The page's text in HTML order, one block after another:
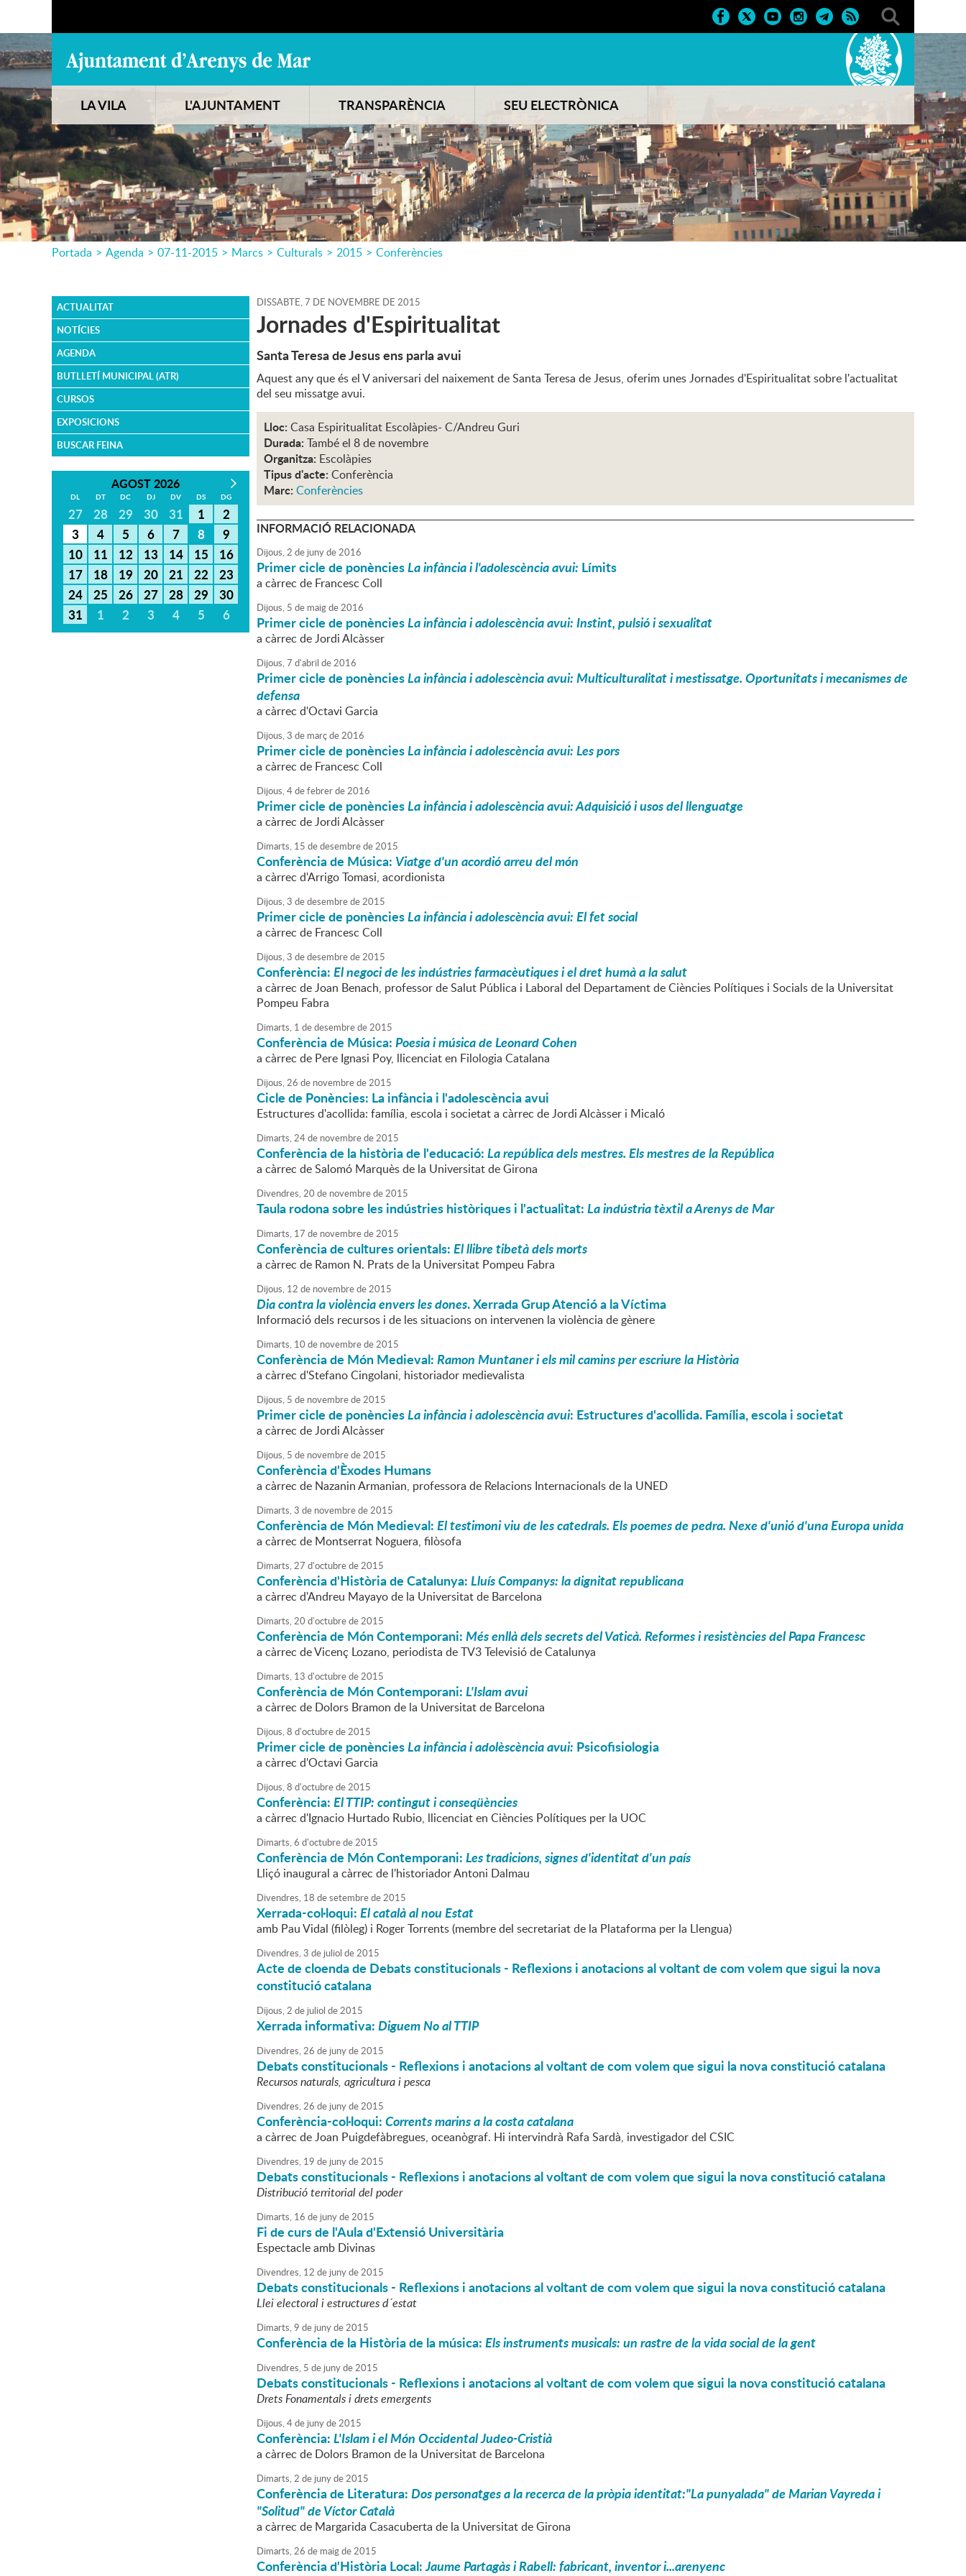
LA VILA L'AJUNTAMENT TRANSPARÈNCIA SEU ELECTRÒNICA
Portada > Agenda > 07-11-2015 > Marcs > Culturals > 2015 > Conferències
ACTUALITAT
NOTÍCIES
AGENDA
BUTLLETÍ MUNICIPAL (ATR)
CURSOS
EXPOSICIONS
BUSCAR FEINA
AGOST 2026
DL DT DC DJ DV DS DG
27 28 29 30 31 1
2
3
4 5 6 7 8
9
10
11 12 13 14 15
16
17
18 19 20 21 22
23
24
25 26 27 28 29
30
31
1 2 3 4 5 6
DISSABTE,7 DE NOVEMBRE DE 2015
Jornades d'Espiritualitat
Santa Teresa de Jesus ens parla avui
Aquest any que és el V aniversari del naixement de Santa Teresa de Jesus, oferim unes Jornades d'Espiritualitat sobre l'actualitat
del seu missatge avui.
Lloc: Casa Espiritualitat Escolàpies- C/Andreu Guri
Durada: També el 8 de novembre
Organitza: Escolàpies
Tipus d'acte: Conferència
Marc: Conferències
INFORMACIÓ RELACIONADA
Dijous,2 de junyde2016
Primer cicle de ponènciesLa infància i l'adolescència avui: Límits
a càrrec de Francesc Coll
Dijous, 5 de maigde2016
Primer cicle de ponènciesLa infància i adolescència avui: Instint, pulsió i sexualitat
a càrrec de Jordi Alcàsser
Dijous,7 d'abril de2016
Primer cicle de ponènciesLa infància i adolescència avui: Multiculturalitat i mestissatge. Oportunitats i mecanismes de
defensa
a càrrec d'Octavi Garcia
Dijous,3 de marçde2016
Primer cicle de ponènciesLa infància i adolescència avui: Les pors
a càrrec de Francesc Coll
Dijous,4defebrerde2016
Primer cicle de ponènciesLa infància i adolescència avui: Adquisició i usos del llenguatge
a càrrec de Jordi Alcàsser
Dimarts, 15 dedesembrede2015
Conferència de Música: Viatge d'un acordió arreu del món
a càrrec d'Arrigo Tomasi, acordionista
Dijous,3 dedesembrede2015
Primer cicle de ponènciesLa infància i adolescència avui: El fet social
a càrrec de Francesc Coll
Dijous,3 dedesembrede2015
Conferència:El negoci de les indústries farmacèutiques i el dret humà a la salut
a càrrec de Joan Benach, professor de Salut Pública i Laboral del Departament de Ciències Polítiques i Socials de la Universitat
Pompeu Fabra
Dimarts, 1 dedesembrede2015
Conferència de Música:Poesia i música de Leonard Cohen
a càrrec de Pere Ignasi Poy, llicenciat en Filologia Catalana
Dijous,26 de novembrede2015
Cicle de Ponències: La infància i l'adolescència avui
Estructures d'acollida: família, escola i societat a càrrec de Jordi Alcàsser i Micaló
Dimarts,24de novembrede2015
Conferència de la història de l'educació:La república dels mestres. Els mestres de la República
a càrrec de Salomó Marquès de la Universitat de Girona
Divendres,20 de novembrede2015
Taula rodona sobre les indústries històriques i l'actualitat:La indústria tèxtil a Arenys de Mar
Dimarts, 17 de novembrede2015
Conferència de cultures orientals:El llibre tibetà dels morts
a càrrec de Ramon N. Prats de la Universitat Pompeu Fabra
Dijous, 12 de novembrede2015
Dia contra la violència envers les dones. Xerrada Grup Atenció a la Víctima
Informació dels recursos i de les situacions on intervenen la violència de gènere
Dimarts, 10 de novembrede2015
Conferència de Món Medieval:Ramon Muntaner i els mil camins per escriure la Història
a càrrec d'Stefano Cingolani, historiador medievalista
Dijous, 5 de novembrede2015
Primer cicle de ponènciesLa infància i adolescència avui: Estructures d'acollida. Família, escola i societat
a càrrec de Jordi Alcàsser
Dijous, 5 de novembrede2015
Conferència d'Èxodes Humans
a càrrec de Nazanin Armanian, professora de Relacions Internacionals de la UNED
Dimarts,3 de novembrede2015
Conferència de Món Medieval:El testimoni viu de les catedrals. Els poemes de pedra. Nexe d'unió d'una Europa unida
a càrrec de Montserrat Noguera, filòsofa
Dimarts,27 d'octubrede2015
Conferència d'Història de Catalunya:Lluís Companys: la dignitat republicana
a càrrec d'Andreu Mayayo de la Universitat de Barcelona
Dimarts,20 d'octubrede2015
Conferència de Món Contemporani:Més enllà dels secrets del Vaticà. Reformes i resistències del Papa Francesc
a càrrec de Vicenç Lozano, periodista de TV3 Televisió de Catalunya
Dimarts, 13 d'octubrede2015
Conferència de Món Contemporani:L'Islam avui
a càrrec de Dolors Bramon de la Universitat de Barcelona
Dijous,8 d'octubrede2015
Primer cicle de ponènciesLa infància i adolèscència avui: Psicofisiologia
a càrrec d'Octavi Garcia
Dijous,8 d'octubrede2015
Conferència:El TTIP: contingut i conseqüències
a càrrec d'Ignacio Hurtado Rubio, llicenciat en Ciències Polítiques per la UOC
Dimarts,6 d'octubrede2015
Conferència de Món Contemporani:Les tradicions, signes d'identitat d'un país
Lliçó inaugural a càrrec de l'historiador Antoni Dalmau
Divendres, 18 desetembrede2015
Xerrada-col·loqui:El català al nou Estat
amb Pau Vidal (filòleg) i Roger Torrents (membre del secretariat de la Plataforma per la Llengua)
Divendres,3 de juliol de2015
Acte de cloenda de Debats constitucionals - Reflexions i anotacions al voltant de com volem que sigui la nova
constitució catalana
Dijous,2 de juliol de2015
Xerrada informativa:Diguem No al TTIP
Divendres,26 de junyde2015
Debats constitucionals - Reflexions i anotacions al voltant de com volem que sigui la nova constitució catalana
Recursos naturals, agricultura i pesca
Divendres,26 de junyde2015
Conferència-col·loqui:Corrents marins a la costa catalana
a càrrec de Joan Puigdefàbregues, oceanògraf. Hi intervindrà Rafa Sardà, investigador del CSIC
Divendres, 19 de junyde2015
Debats constitucionals - Reflexions i anotacions al voltant de com volem que sigui la nova constitució catalana
Distribució territorial del poder
Dimarts, 16 de junyde2015
Fi de curs de l'Aula d'Extensió Universitària
Espectacle amb Divinas
Divendres, 12 de junyde2015
Debats constitucionals - Reflexions i anotacions al voltant de com volem que sigui la nova constitució catalana
Llei electoral i estructures d´estat
Dimarts,9 de junyde2015
Conferència de la Història de la música:Els instruments musicals: un rastre de la vida social de la gent
Divendres, 5 de junyde2015
Debats constitucionals - Reflexions i anotacions al voltant de com volem que sigui la nova constitució catalana
Drets Fonamentals i drets emergents
Dijous,4de junyde2015
Conferència:L'Islam i el Món Occidental Judeo-Cristià
a càrrec de Dolors Bramon de la Universitat de Barcelona
Dimarts,2 de junyde2015
Conferència de Literatura:Dos personatges a la recerca de la pròpia identitat:"La punyalada" de Marian Vayreda i
"Solitud" de Víctor Català
a càrrec de Margarida Casacuberta de la Universitat de Girona
Dimarts,26 de maigde2015
Conferència d'Història Local:Jaume Partagàs i Rabell: fabricant, inventor i...arenyenc